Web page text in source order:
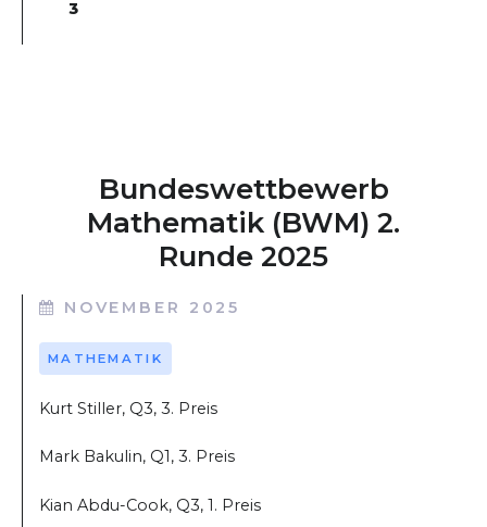
3
Bundeswettbewerb
Mathematik (BWM) 2.
Runde 2025
NOVEMBER 2025
MATHEMATIK
Kurt Stiller, Q3, 3. Preis
Mark Bakulin, Q1, 3. Preis
Kian Abdu-Cook, Q3, 1. Preis